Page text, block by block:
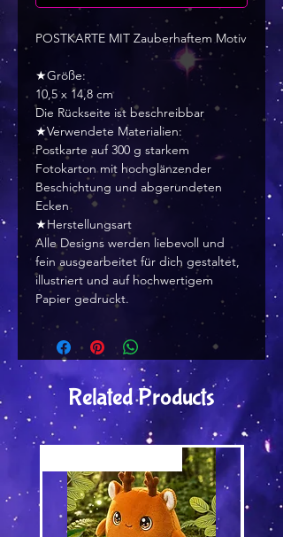
POSTKARTE MIT Zauberhaftem Motiv
★Größe:
10,5 x 14,8 cm
Die Rückseite ist beschreibbar
★Verwendete Materialien:
Postkarte auf 300 g starkem
Fotokarton mit hochglänzender
Beschichtung und abgerundeten
Ecken
★Herstellungsart
Alle Designs werden liebevoll und
fein ausgearbeitet für dich gestaltet,
illustriert und auf hochwertigem
Papier gedruckt.
Related Products